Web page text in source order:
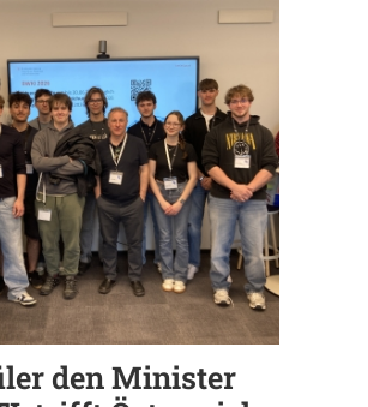
den Minister